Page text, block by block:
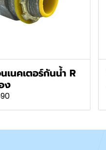
เนคเตอร์กันน้ำ R
ง